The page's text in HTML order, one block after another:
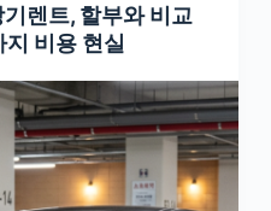
렌트, 할부와 비교
비용 현실